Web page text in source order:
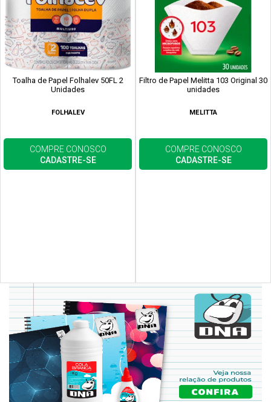
Toalha de Papel Folhalev 50FL 2
Unidades
FOLHALEV
COMPRE CONOSCO
CADASTRE-SE
Filtro de Papel Melitta 103 Original 30
unidades
MELITTA
COMPRE CONOSCO
CADASTRE-SE